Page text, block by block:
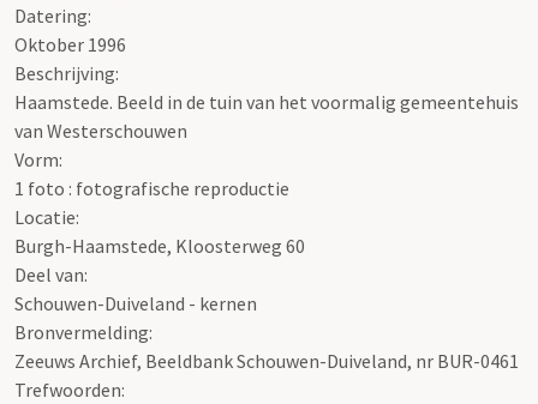
Datering:
Oktober 1996
Beschrijving:
Haamstede. Beeld in de tuin van het voormalig gemeentehuis
van Westerschouwen
Vorm:
1 foto : fotografische reproductie
Locatie:
Burgh-Haamstede, Kloosterweg 60
Deel van:
Schouwen-Duiveland - kernen
Bronvermelding:
Zeeuws Archief, Beeldbank Schouwen-Duiveland, nr BUR-0461
Trefwoorden: